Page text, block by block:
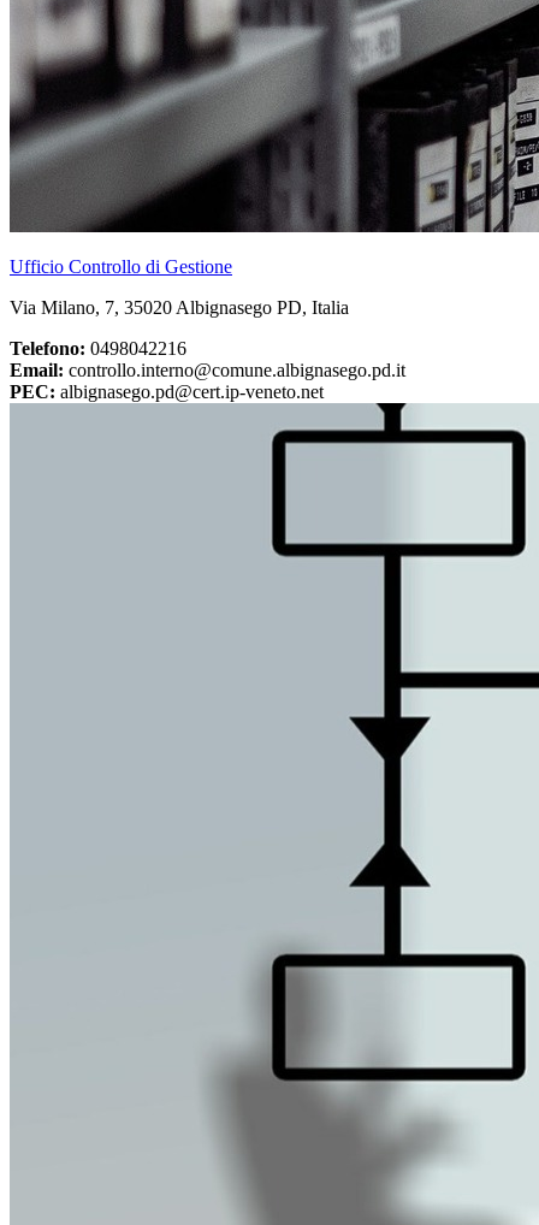
Ufficio Controllo di Gestione
Via Milano, 7, 35020 Albignasego PD, Italia
Telefono: 0498042216
Email: controllo.interno@comune.albignasego.pd.it
PEC: albignasego.pd@cert.ip-veneto.net